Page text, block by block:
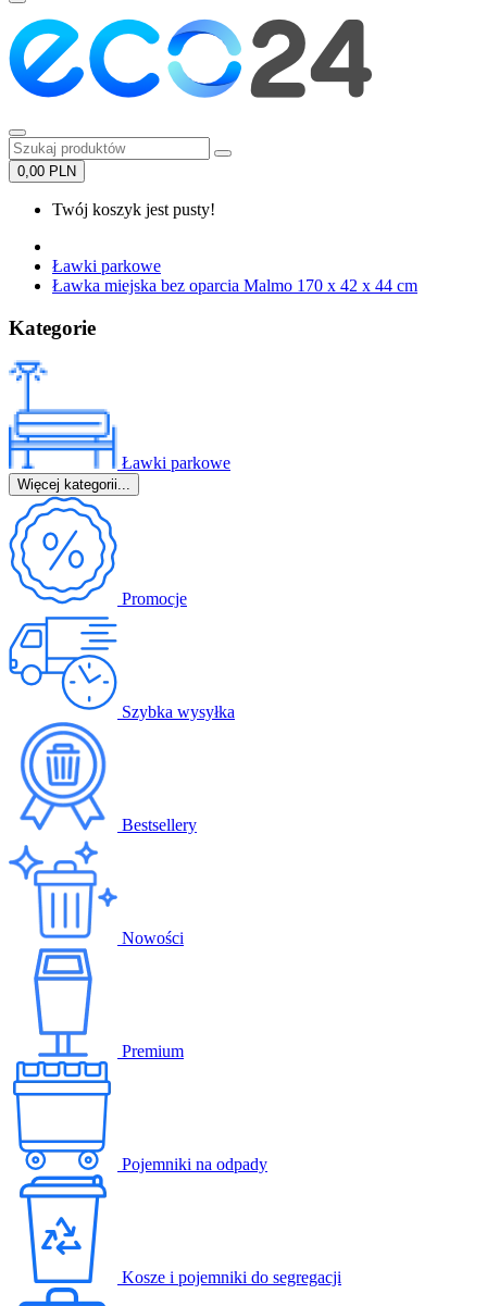
0,00 PLN
Twój koszyk jest pusty!
Ławki parkowe
Ławka miejska bez oparcia Malmo 170 x 42 x 44 cm
Kategorie
Ławki parkowe
Więcej kategorii...
Promocje
Szybka wysyłka
Bestsellery
Nowości
Premium
Pojemniki na odpady
Kosze i pojemniki do segregacji